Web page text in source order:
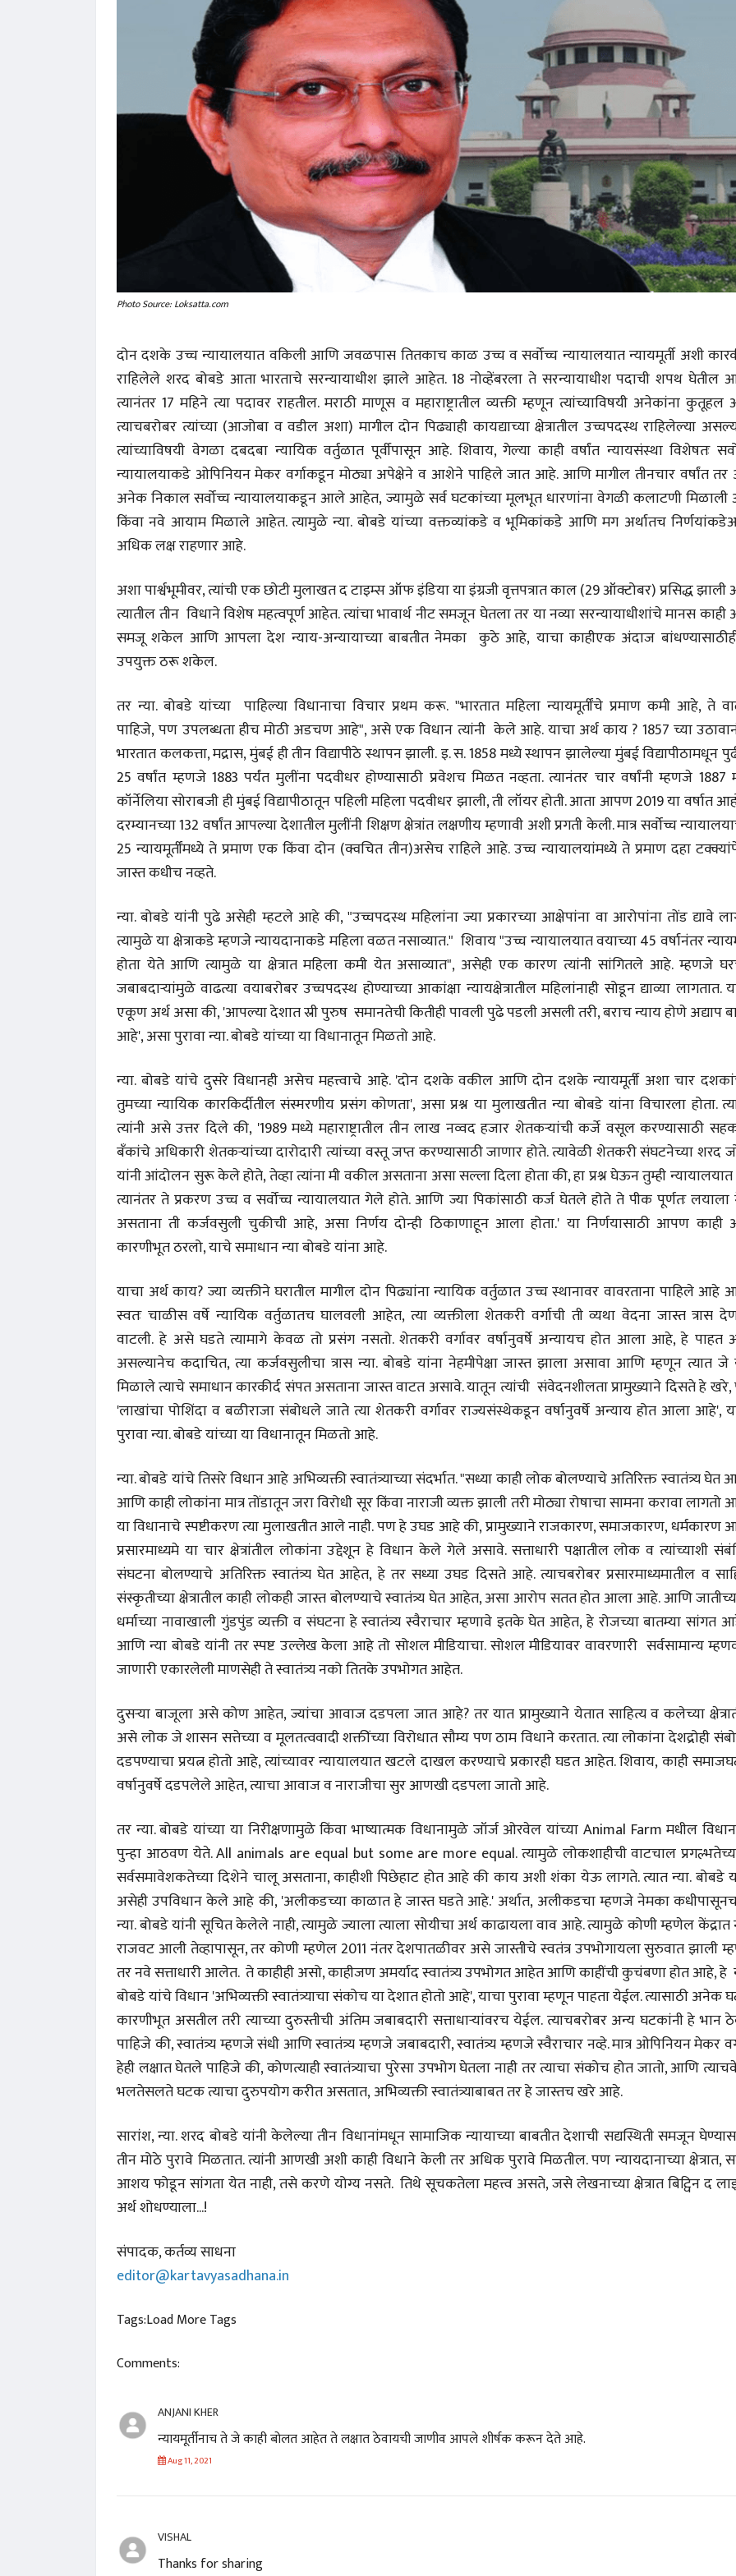
Photo Source: Loksatta.com
दोन दशके उच्च न्यायालयात वकिली आणि जवळपास तितकाच काळ उच्च व सर्वोच्च न्यायालयात न्यायमूर्ती अशी
राहिलेले शरद बोबडे आता भारताचे सरन्यायाधीश झाले आहेत. 18 नोव्हेंबरला ते सरन्यायाधीश पदाची शपथ घेतील
त्यानंतर 17 महिने त्या पदावर राहतील. मराठी माणूस व महाराष्ट्रातील व्यक्ती म्हणून त्यांच्याविषयी अनेकांना
त्याचबरोबर त्यांच्या (आजोबा व वडील अशा) मागील दोन पिढ्याही कायद्याच्या क्षेत्रातील उच्चपदस्थ राहिलेल्या
त्यांच्याविषयी वेगळा दबदबा न्यायिक वर्तुळात पूर्वीपासून आहे. शिवाय, गेल्या काही वर्षांत न्यायसंस्था विशेषतः
न्यायालयाकडे ओपिनियन मेकर वर्गाकडून मोठ्या अपेक्षेने व आशेने पाहिले जात आहे. आणि मागील तीनचार वर्षांत
अनेक निकाल सर्वोच्च न्यायालयाकडून आले आहेत, ज्यामुळे सर्व घटकांच्या मूलभूत धारणांना वेगळी कलाटणी
किंवा नवे आयाम मिळाले आहेत. त्यामुळे न्या. बोबडे यांच्या वक्तव्यांकडे व भूमिकांकडे आणि मग अर्थातच
अधिक लक्ष राहणार आहे.
अशा पार्श्वभूमीवर, त्यांची एक छोटी मुलाखत द टाइम्स ऑफ इंडिया या इंग्रजी वृत्तपत्रात काल (29 ऑक्टोबर) प्रसिद्ध
त्यातील तीन विधाने विशेष महत्वपूर्ण आहेत. त्यांचा भावार्थ नीट समजून घेतला तर या नव्या सरन्यायाधीशांचे मानस काही
समजू शकेल आणि आपला देश न्याय-अन्यायाच्या बाबतीत नेमका कुठे आहे, याचा काहीएक अंदाज
उपयुक्त ठरू शकेल.
तर न्या. बोबडे यांच्या पाहिल्या विधानाचा विचार प्रथम करू. "भारतात महिला न्यायमूर्तींचे प्रमाण कमी आहे, ते
पाहिजे, पण उपलब्धता हीच मोठी अडचण आहे", असे एक विधान त्यांनी केले आहे. याचा अर्थ काय ? 1857 च्या
भारतात कलकत्ता, मद्रास, मुंबई ही तीन विद्यापीठे स्थापन झाली. इ. स. 1858 मध्ये स्थापन झालेल्या मुंबई विद्यापीठामधून
25 वर्षांत म्हणजे 1883 पर्यंत मुलींना पदवीधर होण्यासाठी प्रवेशच मिळत नव्हता. त्यानंतर चार वर्षांनी म्हणजे 1887
कॉर्नेलिया सोराबजी ही मुंबई विद्यापीठातून पहिली महिला पदवीधर झाली, ती लॉयर होती. आता आपण 2019 या वर्षात
दरम्यानच्या 132 वर्षांत आपल्या देशातील मुलींनी शिक्षण क्षेत्रांत लक्षणीय म्हणावी अशी प्रगती केली. मात्र सर्वोच्च
25 न्यायमूर्तींमध्ये ते प्रमाण एक किंवा दोन (क्वचित तीन)असेच राहिले आहे. उच्च न्यायालयांमध्ये ते प्रमाण दहा
जास्त कधीच नव्हते.
न्या. बोबडे यांनी पुढे असेही म्हटले आहे की, "उच्चपदस्थ महिलांना ज्या प्रकारच्या आक्षेपांना वा आरोपांना तोंड द्यावे
त्यामुळे या क्षेत्राकडे म्हणजे न्यायदानाकडे महिला वळत नसाव्यात." शिवाय "उच्च न्यायालयात वयाच्या 45 वर्षानंतर
होता येते आणि त्यामुळे या क्षेत्रात महिला कमी येत असाव्यात", असेही एक कारण त्यांनी सांगितले आहे. म्हणजे
जबाबदाऱ्यांमुळे वाढत्या वयाबरोबर उच्चपदस्थ होण्याच्या आकांक्षा न्यायक्षेत्रातील महिलांनाही सोडून द्याव्या लागतात.
एकूण अर्थ असा की, 'आपल्या देशात स्री पुरुष समानतेची कितीही पावली पुढे पडली असली तरी, बराच न्याय होणे अद्याप
आहे', असा पुरावा न्या. बोबडे यांच्या या विधानातून मिळतो आहे.
न्या. बोबडे यांचे दुसरे विधानही असेच महत्त्वाचे आहे. 'दोन दशके वकील आणि दोन दशके न्यायमूर्ती अशा चार
तुमच्या न्यायिक कारकिर्दीतील संस्मरणीय प्रसंग कोणता', असा प्रश्न या मुलाखतीत न्या बोबडे यांना विचारला होता.
त्यांनी असे उत्तर दिले की, '1989 मध्ये महाराष्ट्रातील तीन लाख नव्वद हजार शेतकऱ्यांची कर्जे वसूल करण्यासाठी
बँकांचे अधिकारी शेतकऱ्यांच्या दारोदारी त्यांच्या वस्तू जप्त करण्यासाठी जाणार होते. त्यावेळी शेतकरी संघटनेच्या शरद
यांनी आंदोलन सुरू केले होते, तेव्हा त्यांना मी वकील असताना असा सल्ला दिला होता की, हा प्रश्न घेऊन तुम्ही
त्यानंतर ते प्रकरण उच्च व सर्वोच्च न्यायालयात गेले होते. आणि ज्या पिकांसाठी कर्ज घेतले होते ते पीक पूर्णतः
असताना ती कर्जवसुली चुकीची आहे, असा निर्णय दोन्ही ठिकाणाहून आला होता.' या निर्णयासाठी आपण काही
कारणीभूत ठरलो, याचे समाधान न्या बोबडे यांना आहे.
याचा अर्थ काय? ज्या व्यक्तीने घरातील मागील दोन पिढ्यांना न्यायिक वर्तुळात उच्च स्थानावर वावरताना पाहिले आहे
स्वतः चाळीस वर्षे न्यायिक वर्तुळातच घालवली आहेत, त्या व्यक्तीला शेतकरी वर्गाची ती व्यथा वेदना जास्त त्रास
वाटली. हे असे घडते त्यामागे केवळ तो प्रसंग नसतो. शेतकरी वर्गावर वर्षानुवर्षे अन्यायच होत आला आहे, हे
असल्यानेच कदाचित, त्या कर्जवसुलीचा त्रास न्या. बोबडे यांना नेहमीपेक्षा जास्त झाला असावा आणि म्हणून त्यात
मिळाले त्याचे समाधान कारकीर्द संपत असताना जास्त वाटत असावे. यातून त्यांची संवेदनशीलता प्रामुख्याने दिसते हे
'लाखांचा पोशिंदा व बळीराजा संबोधले जाते त्या शेतकरी वर्गावर राज्यसंस्थेकडून वर्षानुवर्षे अन्याय होत आला आहे',
पुरावा न्या. बोबडे यांच्या या विधानातून मिळतो आहे.
न्या. बोबडे यांचे तिसरे विधान आहे अभिव्यक्ती स्वातंत्र्याच्या संदर्भात. "सध्या काही लोक बोलण्याचे अतिरिक्त स्वातंत्र्य घेत
आणि काही लोकांना मात्र तोंडातून जरा विरोधी सूर किंवा नाराजी व्यक्त झाली तरी मोठ्या रोषाचा सामना करावा लागतो
या विधानाचे स्पष्टीकरण त्या मुलाखतीत आले नाही. पण हे उघड आहे की, प्रामुख्याने राजकारण, समाजकारण, धर्मकारण
प्रसारमाध्यमे या चार क्षेत्रांतील लोकांना उद्देशून हे विधान केले गेले असावे. सत्ताधारी पक्षातील लोक व त्यांच्याशी
संघटना बोलण्याचे अतिरिक्त स्वातंत्र्य घेत आहेत, हे तर सध्या उघड दिसते आहे. त्याचबरोबर प्रसारमाध्यमातील व
संस्कृतीच्या क्षेत्रातील काही लोकही जास्त बोलण्याचे स्वातंत्र्य घेत आहेत, असा आरोप सतत होत आला आहे. आणि
धर्माच्या नावाखाली गुंडपुंड व्यक्ती व संघटना हे स्वातंत्र्य स्वैराचार म्हणावे इतके घेत आहेत, हे रोजच्या बातम्या सांगत
आणि न्या बोबडे यांनी तर स्पष्ट उल्लेख केला आहे तो सोशल मीडियाचा. सोशल मीडियावर वावरणारी सर्वसामान्य
जाणारी एकारलेली माणसेही ते स्वातंत्र्य नको तितके उपभोगत आहेत.
दुसऱ्या बाजूला असे कोण आहेत, ज्यांचा आवाज दडपला जात आहे? तर यात प्रामुख्याने येतात साहित्य व कलेच्या
असे लोक जे शासन सत्तेच्या व मूलतत्ववादी शक्तींच्या विरोधात सौम्य पण ठाम विधाने करतात. त्या लोकांना देशद्रोही
दडपण्याचा प्रयत्न होतो आहे, त्यांच्यावर न्यायालयात खटले दाखल करण्याचे प्रकारही घडत आहेत. शिवाय, काही
वर्षानुवर्षे दडपलेले आहेत, त्याचा आवाज व नाराजीचा सुर आणखी दडपला जातो आहे.
तर न्या. बोबडे यांच्या या निरीक्षणामुळे किंवा भाष्यात्मक विधानामुळे जॉर्ज ओरवेल यांच्या Animal Farm मधील
पुन्हा आठवण येते. All animals are equal but some are more equal. त्यामुळे लोकशाहीची वाटचाल
सर्वसमावेशकतेच्या दिशेने चालू असताना, काहीशी पिछेहाट होत आहे की काय अशी शंका येऊ लागते. त्यात न्या. बोबडे
असेही उपविधान केले आहे की, 'अलीकडच्या काळात हे जास्त घडते आहे.' अर्थात, अलीकडचा म्हणजे नेमका
न्या. बोबडे यांनी सूचित केलेले नाही, त्यामुळे ज्याला त्याला सोयीचा अर्थ काढायला वाव आहे. त्यामुळे कोणी म्हणेल केंद्रात
राजवट आली तेव्हापासून, तर कोणी म्हणेल 2011 नंतर देशपातळीवर असे जास्तीचे स्वतंत्र उपभोगायला सुरुवात झाली
तर नवे सत्ताधारी आलेत. ते काहीही असो, काहीजण अमर्याद स्वातंत्र्य उपभोगत आहेत आणि काहींची कुचंबणा होत आहे, हे
बोबडे यांचे विधान 'अभिव्यक्ती स्वातंत्र्याचा संकोच या देशात होतो आहे', याचा पुरावा म्हणून पाहता येईल. त्यासाठी अनेक
कारणीभूत असतील तरी त्याच्या दुरुस्तीची अंतिम जबाबदारी सत्ताधाऱ्यांवरच येईल. त्याचबरोबर अन्य घटकांनी हे भान
पाहिजे की, स्वातंत्र्य म्हणजे संधी आणि स्वातंत्र्य म्हणजे जबाबदारी, स्वातंत्र्य म्हणजे स्वैराचार नव्हे. मात्र ओपिनियन मेकर
हेही लक्षात घेतले पाहिजे की, कोणत्याही स्वातंत्र्याचा पुरेसा उपभोग घेतला नाही तर त्याचा संकोच होत जातो, आणि
भलतेसलते घटक त्याचा दुरुपयोग करीत असतात, अभिव्यक्ती स्वातंत्र्याबाबत तर हे जास्तच खरे आहे.
सारांश, न्या. शरद बोबडे यांनी केलेल्या तीन विधानांमधून सामाजिक न्यायाच्या बाबतीत देशाची सद्यस्थिती समजून
तीन मोठे पुरावे मिळतात. त्यांनी आणखी अशी काही विधाने केली तर अधिक पुरावे मिळतील. पण न्यायदानाच्या क्षेत्रात,
आशय फोडून सांगता येत नाही, तसे करणे योग्य नसते. तिथे सूचकतेला महत्त्व असते, जसे लेखनाच्या क्षेत्रात बिट्विन द
अर्थ शोधण्याला...!
संपादक, कर्तव्य साधना
editor@kartavyasadhana.in
Tags:Load More Tags
Comments:
ANJANI KHER
न्यायमूर्तीनाच ते जे काही बोलत आहेत ते लक्षात ठेवायची जाणीव आपले शीर्षक करून देते आहे.
Aug 11, 2021
VISHAL
Thanks for sharing
संपादक
27 Oct 2019
लेख
गर्वाचे घर खाली
संपादक
24 Oct 2019
लेख
‘कर्तव्य’ दोन महिन्यांचे झाले!
संपादक
कर्तव्य चा एक महिना
भाषण
'चीन भेटीतील भाषणे' या
पुस्तकाचा प्रकाशनसोहळा
सानिया कर्णिक, सतीश बागल,
पत्र
एक सक्षम आणि जागतिक
दर्जाची शिक्षणव्यवस्था ही
काळाची गरज आहे
शशी थरूर
31 Jul 2026
जम्मू-काश्मीरला राज्याचा
दर्जा देण्यासंदर्भात फोल
ठरलेली आश्वासनं
रामचंद्र गुहा
28 Jul 2026
लेख
प्रधानांच्याच काय
पंतप्रधानांच्या राजीनाम्यानेही
प्रश्न सुटणार नाही, पण...
स्नेहलता जाधव
23 Jul 2026
Wangchuk's Hunger
Strike Make a
Difference?
Editor
20 Jul 2026
व्यक्तिवेध
मूर्त दृश्याला
देणारा चित्रकार
सोमनाथ
ज्येष्ठांचा
रुग्णशुश्रूषा :
डॉ. दिलीप शिंदे
15 Jul 2026
व्यक्तिवेध
मूर्त दृश्याला अमूर्ताकार
देणारा चित्रकार
सोमनाथ कोमरपंत
17 Jul 2026
आगामी पुस्तकातील अंश
चीनचा निरोप घेताना...
भाषण
ज्येष्ठांचा आत्मसन्मान जपणारी
रुग्णशुश्रूषा : हॉस्पिस
डॉ. दिलीप शिंदे आणि मान्यवर
लेख
उगवती नोस्कोव्हा, मावळतीला
झुकलेला जोकोविच आणि
भाषण
१५५ सदाशिव पेठ, सातारा :
लोकविलक्षण दाभोलकर
कुटुंबाची कथा
ज्ञानदेव म्हस्के, डॉ. शैला
दाभोलकर, दत्तप्रसाद दाभोळकर,
08 Jul 2026
व्यक्तिवेध
मूर्त दृश्याला
देणारा चित्रकार
सोमनाथ कोमरपंत
17 Jul 2026
चीनचा निरोप
भाषण
ज्येष्ठांचा
रुग्णशुश्रूषा :
डॉ. दिलीप शिंदे
लेख
उगवती नोस्कोव्हा,
झुकलेला
भाषण
१५५ सदाशिव पेठ,
लोकविलक्षण
कुटुंबाची कथा
ज्ञानदेव म्हस्के,
दाभोलकर, दत्तप्रसाद
08 Jul 2026
धार्मिक व सामाजिक सुधारणा हे पुस्तक खरेदी
करण्यासाठी येथे क्लिक करा.
भारतीय अर्थकारणावरील निबंध हे पुस्तक
खरेदी करण्यासाठी येथे क्लिक करा.
चीन भेटीतील भाषणे - रवींद्रनाथ टागोर